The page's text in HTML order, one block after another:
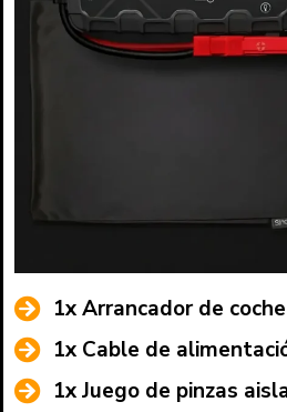
1x Arrancador de
1x Cable de
1x Juego de pinzas